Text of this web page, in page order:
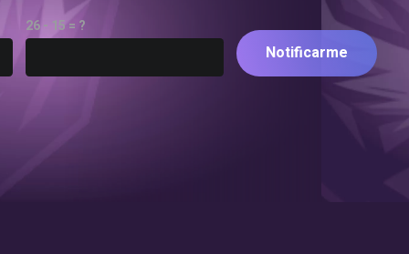
26 - 15 = ?
Notificarme